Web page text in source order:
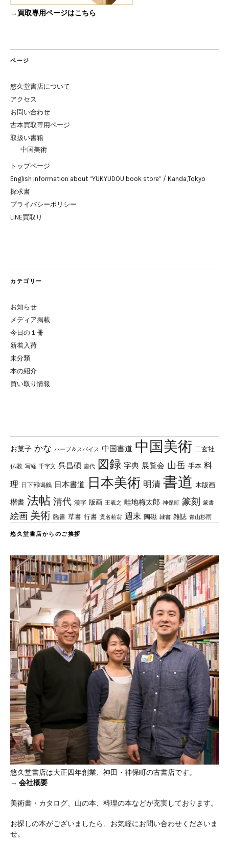
→買取専用ページはこちら
ページ
悠久堂書店について
アクセス
お問い合わせ
古本買取専用ページ
取扱い書籍
中国美術
トップページ
English information about “YUKYUDOU book store” / Kanda,Tokyo
探求書
プライバシーポリシー
LINE買取り
カテゴリー
お知らせ
メディア掲載
今日の１冊
新着入荷
未分類
本の紹介
買い取り情報
お菓子 かな ハーブ＆スパイス 中国書道 中国美術 二玄社
仏教 写経 千字文 呉昌碩 唐代 図録 字典 展覧会 山岳 手本 料
理 日下部鳴鶴 日本書道 日本美術 明清 書道 木版画
楷書 法帖 清代 漢字 版画 王羲之 畦地梅太郎 神保町 篆刻 篆書
絵画 美術 臨書 草書 行書 貫名菘翁 週末 陶磁 隷書 雑誌 青山杉雨
悠久堂書店からのご挨拶
悠久堂書店は大正四年創業、神田・神保町の古書店です。
→ 会社概要
美術書・カタログ、山の本、料理の本などが充実しております。
お探しの本がございましたら、お気軽にお問い合わせくださいま
せ。